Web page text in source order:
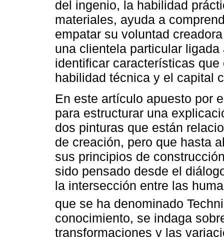
del ingenio, la habilidad
materiales, ayuda a
empatar su voluntad
una clientela particular
identificar características
habilidad técnica y el capital
En este artículo apuesto por
para estructurar una
dos pinturas que están
de creación, pero que hasta
sus principios de
sido pensado desde el
la intersección entre las
que se ha denominado
conocimiento, se indaga
transformaciones y las